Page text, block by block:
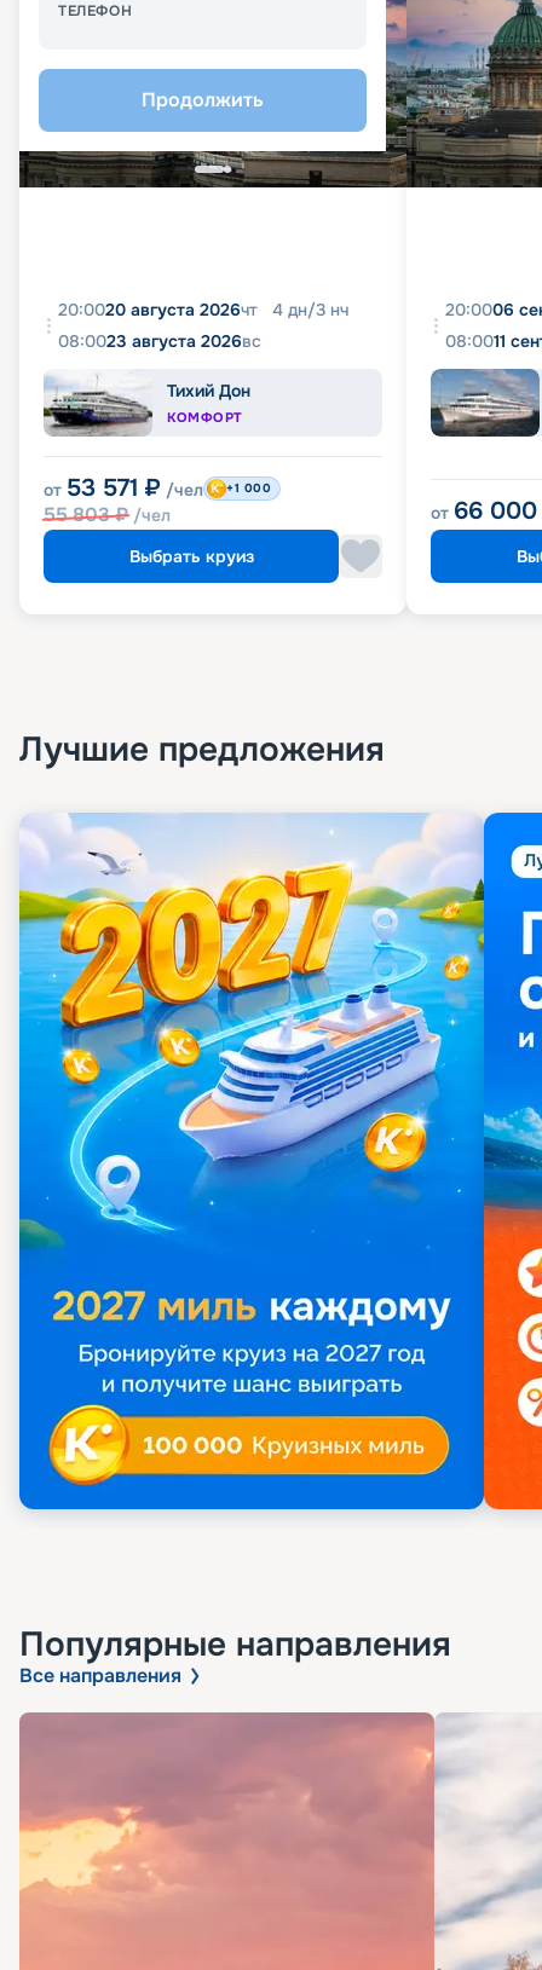
ТЕЛЕФОН
Продолжить
20:0020 августа 2026чт 4 дн/3 нч
08:0023 августа 2026вс
Тихий Дон
КОМФОРТ
от 53 571 ₽ /чел
55 803₽ /чел
+1 000
Выбрать круиз
20:0006
08:0011
от 66 000
Лучшие предложения
Популярные направления
Все направления